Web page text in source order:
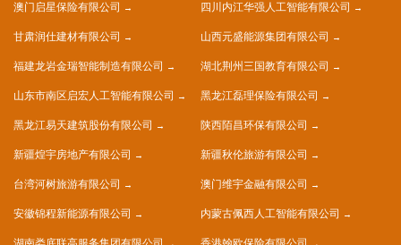
澳门启星保险有限公司 四川内江华强人工智能有限公司
甘肃润仕建材有限公司 山西元盛能源集团有限公司
福建龙岩金瑞智能制造有限公司 湖北荆州三国教育有限公司
山东市南区启宏人工智能有限公司 黑龙江磊理保险有限公司
黑龙江易天建筑股份有限公司 陕西陌昌环保有限公司
新疆煌宇房地产有限公司 新疆秋伦旅游有限公司
台湾河树旅游有限公司 澳门维宇金融有限公司
安徽锦程新能源有限公司 内蒙古佩西人工智能有限公司